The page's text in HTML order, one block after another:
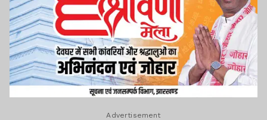
Advertisement